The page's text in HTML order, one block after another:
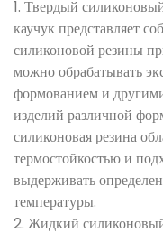
1. Твердый
каучук представляет
силиконовой резины
можно обрабатывать
формованием и
изделий различной
силиконовая резина
термостойкостью и
выдерживать
температуры.
2. Жидкий